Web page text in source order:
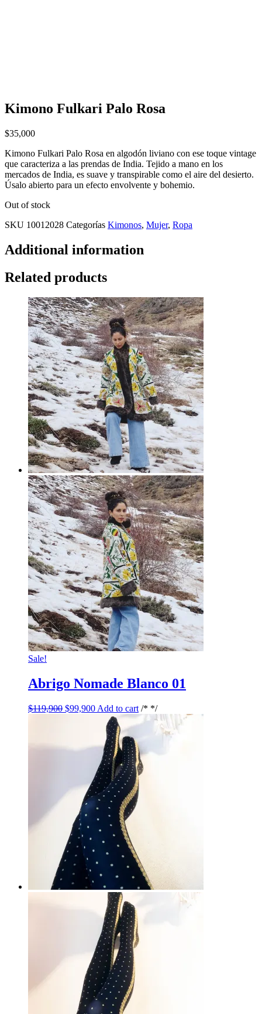
Kimono Fulkari Palo Rosa
$35,000
Kimono Fulkari Palo Rosa en algodón liviano con ese toque vintage
que caracteriza a las prendas de India. Tejido a mano en los
mercados de India, es suave y transpirable como el aire del desierto.
Úsalo abierto para un efecto envolvente y bohemio.
Out of stock
SKU 10012028 Categorías Kimonos, Mujer, Ropa
Additional information
Related products
Sale!
Abrigo Nomade Blanco 01
$119,900 $99,900 Add to cart /* */